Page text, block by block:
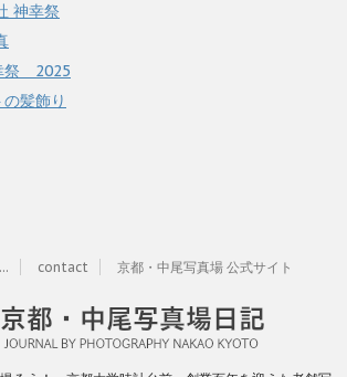
神幸祭
祭 2025
髪飾り
contact 京都・中尾写真場 公式サイト